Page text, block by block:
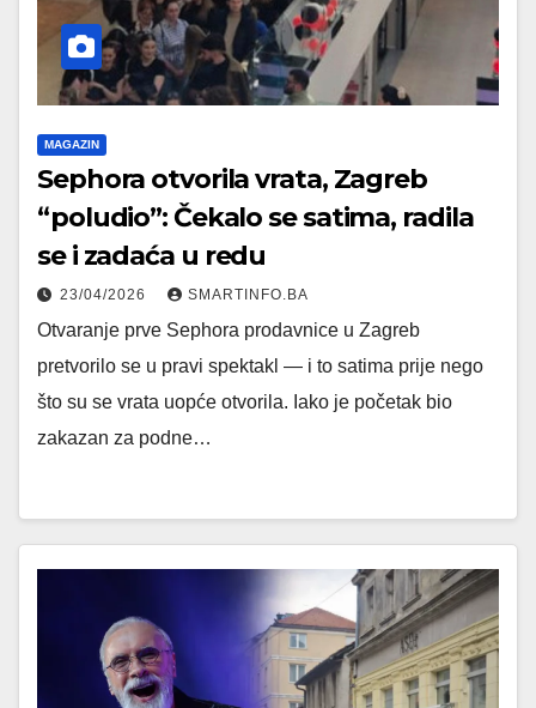
MAGAZIN
Sephora otvorila vrata, Zagreb
“poludio”: Čekalo se satima, radila
se i zadaća u redu
23/04/2026 SMARTINFO.BA
Otvaranje prve Sephora prodavnice u Zagreb
pretvorilo se u pravi spektakl — i to satima prije nego
što su se vrata uopće otvorila. Iako je početak bio
zakazan za podne…